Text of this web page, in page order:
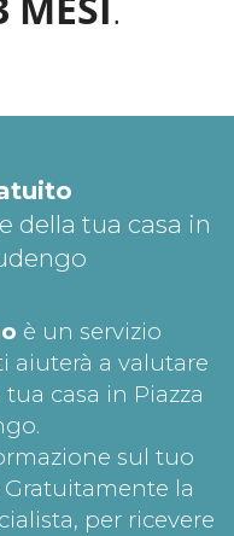
della tua casa in
è un servizio
aiuterà a valutare
casa in Piazza
sul tuo
la
per ricevere